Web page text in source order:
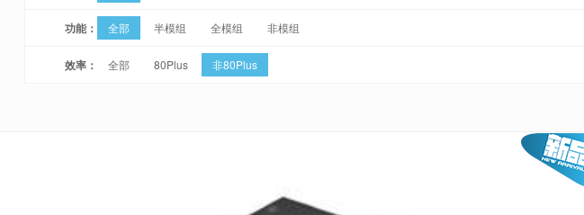
功能： 全部 半模组 全模组 非模组
效率： 全部 80Plus 非80Plus